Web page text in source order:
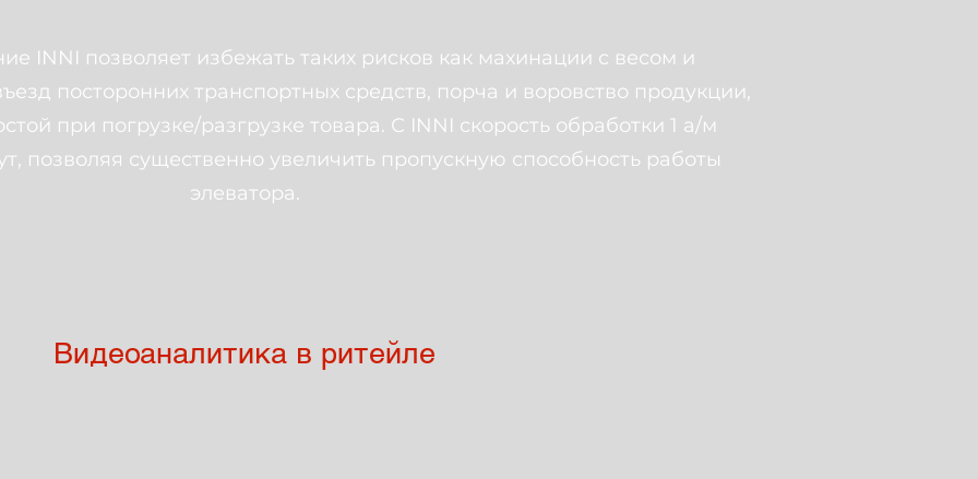
INNI позволяет избежать таких рисков как махинации с весом и
посторонних транспортных средств, порча и воровство продукции,
при погрузке/разгрузке товара. С INNI скорость обработки 1 а/м
позволяя существенно увеличить пропускную способность работы
элеватора.
Видеоаналитика в ритейле